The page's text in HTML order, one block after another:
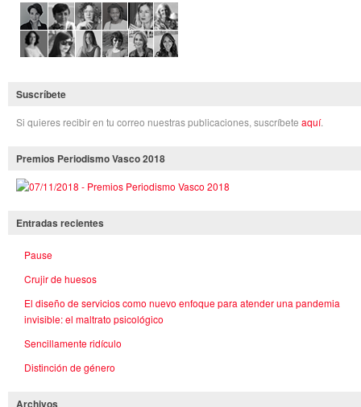
Suscríbete
Si quieres recibir en tu correo nuestras publicaciones, suscríbete aquí.
Premios Periodismo Vasco 2018
Entradas recientes
Pause
Crujir de huesos
El diseño de servicios como nuevo enfoque para atender una pandemia
invisible: el maltrato psicológico
Sencillamente ridículo
Distinción de género
Archivos